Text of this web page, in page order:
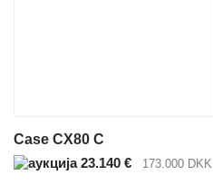
Case CX80 C
23.140 €
173.000 DKK